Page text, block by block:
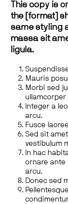
This copy is
the [format]
same styling
massa sit
ligula.
Mauris
Morbi sed
ullamcorper
Integer a
arcu.
Fusce
Sed sit
vestibulum
In hac
ornare ante
arcu.
Donec sed